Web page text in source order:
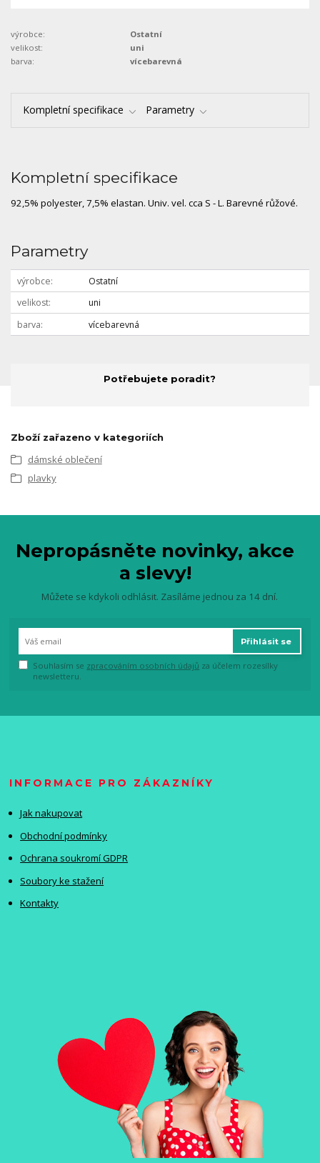
výrobce:
Ostatní
velikost:
uni
barva:
vícebarevná
Kompletní specifikace Parametry
Kompletní specifikace
92,5% polyester, 7,5% elastan. Univ. vel. cca S - L. Barevné růžové.
Parametry
výrobce
Ostatní
velikost
uni
barva
vícebarevná
Potřebujete poradit?
Zboží zařazeno v kategoriích
dámské oblečení
plavky
Nepropásněte novinky, akce
a slevy!
Můžete se kdykoli odhlásit. Zasíláme jednou za 14 dní.
Přihlásit se
Souhlasím se zpracováním osobních údajů za účelem rozesílky
newsletteru.
INFORMACE PRO ZÁKAZNÍKY
Jak nakupovat
Obchodní podmínky
Ochrana soukromí GDPR
Soubory ke stažení
Kontakty